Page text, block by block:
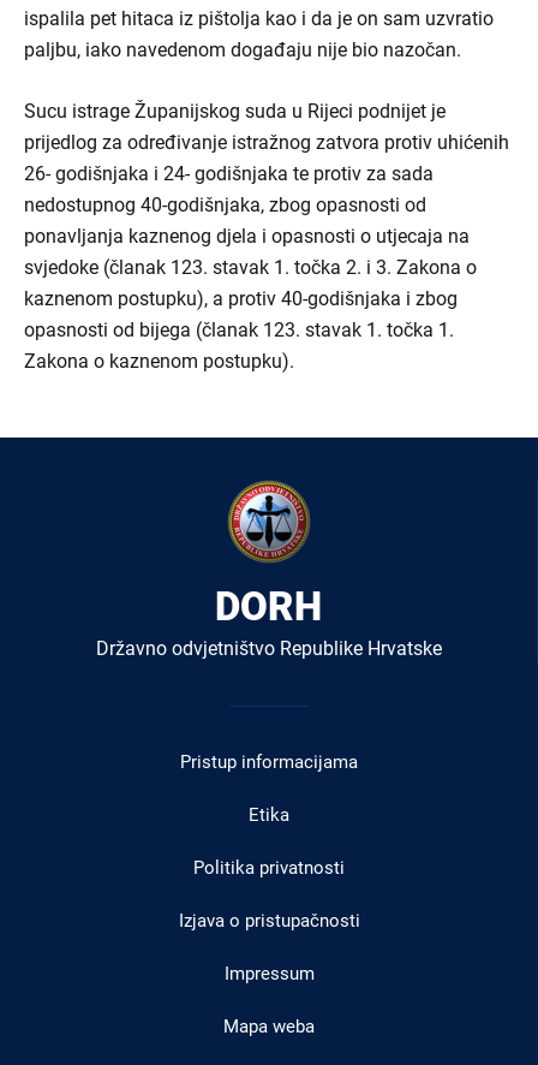
ispalila pet hitaca iz pištolja kao i da je on sam uzvratio
paljbu, iako navedenom događaju nije bio nazočan.
Sucu istrage Županijskog suda u Rijeci podnijet je
prijedlog za određivanje istražnog zatvora protiv uhićenih
26- godišnjaka i 24- godišnjaka te protiv za sada
nedostupnog 40-godišnjaka, zbog opasnosti od
ponavljanja kaznenog djela i opasnosti o utjecaja na
svjedoke (članak 123. stavak 1. točka 2. i 3. Zakona o
kaznenom postupku), a protiv 40-godišnjaka i zbog
opasnosti od bijega (članak 123. stavak 1. točka 1.
Zakona o kaznenom postupku).
DORH
Državno odvjetništvo Republike Hrvatske
Pristup informacijama
Etika
Politika privatnosti
Izjava o pristupačnosti
Impressum
Mapa weba